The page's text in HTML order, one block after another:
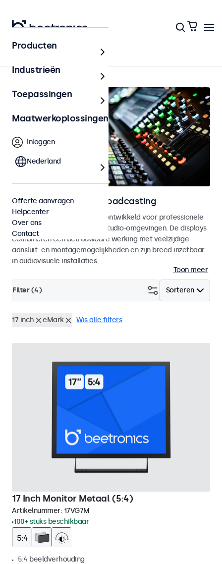
AV & Broadcasting
Displays voor AV en broadcasting
Monitoren en touchscreens, ontwikkeld voor professionele
AV-integrators en gebruik in studio-omgevingen. De displays
combineren een betrouwbare werking met veelzijdige
aansluit- en montagemogelijkheden en zijn breed inzetbaar
in audiovisuele installaties.
Toon meer
Sorteren
Filter (4)
17 inch eMark Wis alle filters
17 Inch Monitor Metaal (5:4)
Artikelnummer: 17VG7M
100+ stuks beschikbaar
5:4 beeldverhouding
Producten
Industrieën
Toepassingen
Maatwerkoplossingen
Inloggen
Nederland
Offerte aanvragen
Helpcenter
Over ons
Contact